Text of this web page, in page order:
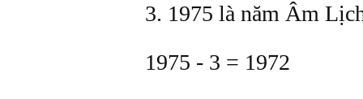
3. 1975 là năm Âm
1975 - 3 = 1972